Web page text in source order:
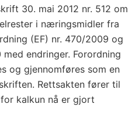
30. mai 2012 nr. 512 om
i næringsmidler fra
(EF) nr. 470/2009 og
endringer. Forordning
og gjennomføres som en
Rettsakten fører til
kalkun nå er gjort